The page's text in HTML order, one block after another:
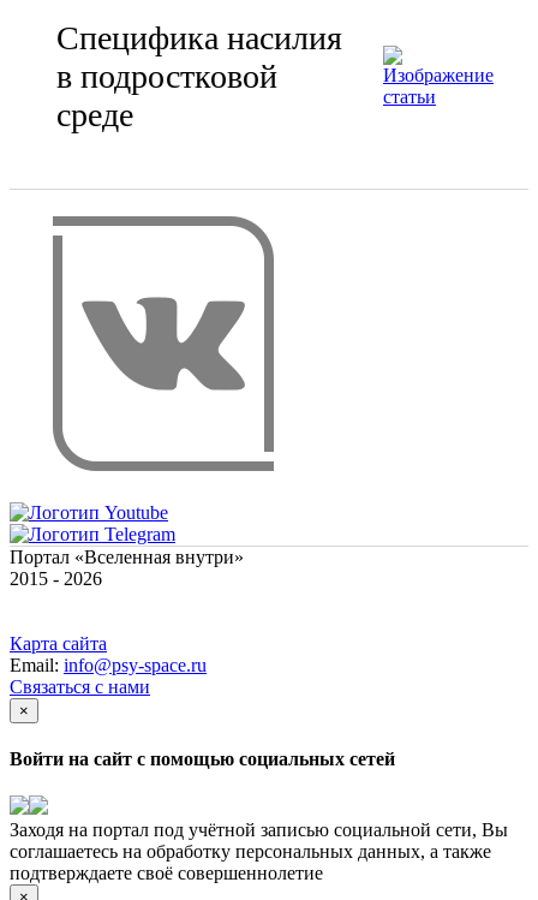
Специфика насилия
в подростковой
среде
Портал «Вселенная внутри»
2015 - 2026
Карта сайта
Email: info@psy-space.ru
Связаться с нами
×
Войти на сайт с помощью социальных сетей
Заходя на портал под учётной записью социальной сети, Вы
соглашаетесь на обработку персональных данных, а также
подтверждаете своё совершеннолетие